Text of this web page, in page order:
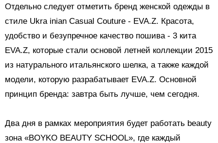
Отдельно следует отметить бренд женской одежды в
стиле Ukra inian Casual Couture - EVA.Z. Красота,
удобство и безупречное качество пошива - 3 кита
EVA.Z, которые стали основой летней коллекции 2015
из натурального итальянского шелка, а также каждой
модели, которую разрабатывает EVA.Z. Основной
принцип бренда: завтра быть лучше, чем сегодня.
Два дня в рамках мероприятия будет работать beauty
зона «BOYKO BEAUTY SCHOOL», где каждый